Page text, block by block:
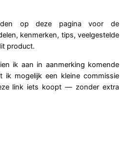
op deze pagina voor de
kenmerken, tips, veelgestelde
product.
ik aan in aanmerking komende
ik mogelijk een kleine commissie
link iets koopt — zonder extra